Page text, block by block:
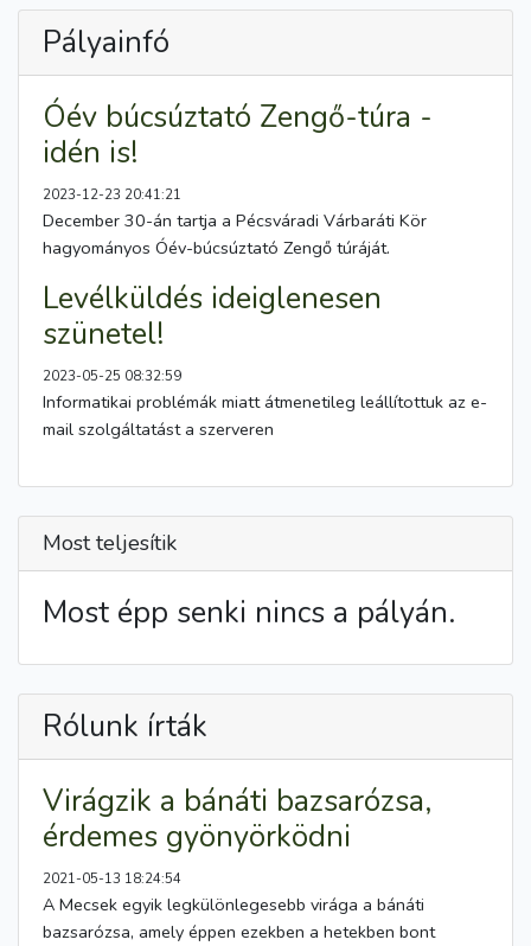
Pályainfó
Óév búcsúztató Zengő-túra -
idén is!
2023-12-23 20:41:21
December 30-án tartja a Pécsváradi Várbaráti Kör
hagyományos Óév-búcsúztató Zengő túráját.
Levélküldés ideiglenesen
szünetel!
2023-05-25 08:32:59
Informatikai problémák miatt átmenetileg leállítottuk az e-
mail szolgáltatást a szerveren
Most teljesítik
Most épp senki nincs a pályán.
Rólunk írták
Virágzik a bánáti bazsarózsa,
érdemes gyönyörködni
2021-05-13 18:24:54
A Mecsek egyik legkülönlegesebb virága a bánáti
bazsarózsa, amely éppen ezekben a hetekben bont